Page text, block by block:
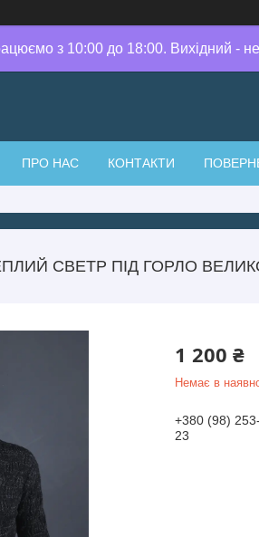
з 10:00 до 18:00. Вихідний -
ПРО НАС КОНТАКТИ
СВЕТР ПІД ГОРЛО
1 200 ₴
Немає в
+380 (98)
23